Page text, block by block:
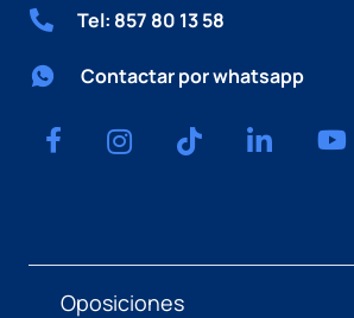
Tel: 857 80 13 58
Contactar por whatsapp
Oposiciones